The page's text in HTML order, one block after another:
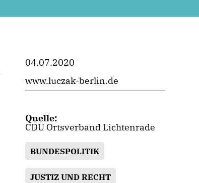
04.07.2020
www.luczak-berlin.de
Quelle:
CDU Ortsverband Lichtenrade
BUNDESPOLITIK
JUSTIZ UND RECHT